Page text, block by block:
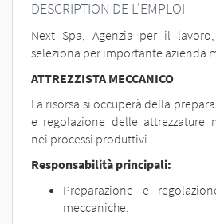
EN
FR
IT
DE
DESCRIPTION DE L'EMPLOI
Next Spa, Agenzia per il
seleziona per importante azienda
ATTREZZISTA MECCANICO
La risorsa si occuperà della
e regolazione delle attrezzature
nei processi produttivi.
Responsabilità principali:
Preparazione e
meccaniche.